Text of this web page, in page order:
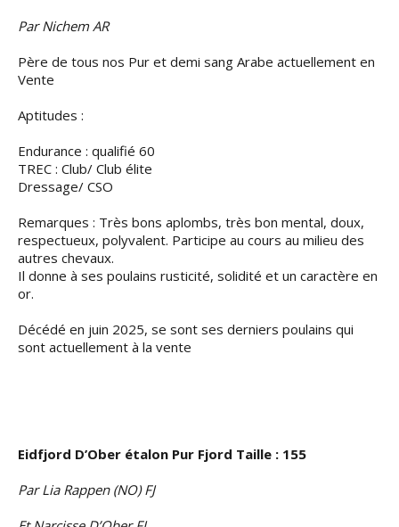
Par Nichem AR
Père de tous nos Pur et demi sang Arabe actuellement en
Vente
Aptitudes :
Endurance : qualifié 60
TREC : Club/ Club élite
Dressage/ CSO
Remarques : Très bons aplombs, très bon mental, doux,
respectueux, polyvalent. Participe au cours au milieu des
autres chevaux.
Il donne à ses poulains rusticité, solidité et un caractère en
or.
Décédé en juin 2025, se sont ses derniers poulains qui
sont actuellement à la vente
Eidfjord D’Ober étalon Pur Fjord Taille : 155
Par Lia Rappen (NO) FJ